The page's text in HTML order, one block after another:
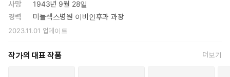
발표되었다.
사망
1943년 9월 28일
경력
미들섹스병원 이비인후과 과장
2023.11.01 업데이트
작가의 대표 작품 더보기